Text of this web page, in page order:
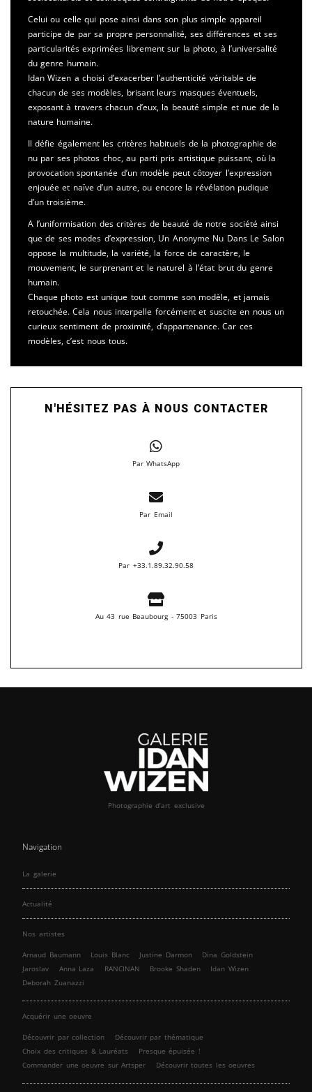
Celui ou celle qui pose ainsi dans son plus simple appareil
participe de par sa propre personnalité, ses différences et ses
particularités exprimées librement sur la photo, à l’universalité
du genre humain.
Idan Wizen a choisi d’exacerber l’authenticité véritable de
chacun de ses modèles, brisant leurs masques éventuels,
exposant à travers chacun d’eux, la beauté simple et nue de la
nature humaine.
Il défie également les critères habituels de la photographie de
nu par ses photos choc, au parti pris artistique puissant, où la
provocation spontanée d’un modèle peut côtoyer l’expression
enjouée et naïve d’un autre, ou encore la révélation pudique
d’un troisième.
A l’uniformisation des critères de beauté de notre société ainsi
que de ses modes d’expression, Un Anonyme Nu Dans Le Salon
oppose la multitude, la variété, la force de caractère, le
mouvement, le surprenant et le naturel à l’état brut du genre
humain.
Chaque photo est unique tout comme son modèle, et jamais
retouchée. Cela nous interpelle forcément et suscite en nous un
curieux sentiment de proximité, d’appartenance. Car ces
modèles, c’est nous tous.
N'HÉSITEZ PAS À NOUS CONTACTER
Par WhatsApp
Par Email
Par +33.1.89.32.90.58
Au 43 rue Beaubourg - 75003 Paris
Photographie d’art exclusive
Navigation
La galerie
Actualité
Nos artistes
Arnaud Baumann Louis Blanc Justine Darmon
Dina Goldstein
Jaroslav
Anna Laza RANCINAN Brooke Shaden
Idan Wizen
Deborah Zuanazzi
Acquérir une oeuvre
Découvrir par collection
Découvrir par thématique
Choix des critiques & Lauréats
Presque épuisée !
Commander une oeuvre sur Artsper
Découvrir toutes les oeuvres